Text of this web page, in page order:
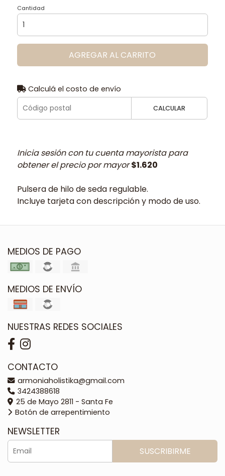
Cantidad
AGREGAR AL CARRITO
Calculá el costo de envío
CALCULAR
Inicia sesión con tu cuenta mayorista para
obtener el precio por mayor$1.620
Pulsera de hilo de seda regulable.
Incluye tarjeta con descripción y modo de uso.
MEDIOS DE PAGO
MEDIOS DE ENVÍO
NUESTRAS REDES SOCIALES
CONTACTO
armoniaholistika@gmail.com
3424388618
25 de Mayo 2811 - Santa Fe
Botón de arrepentimiento
NEWSLETTER
SUSCRIBIRME